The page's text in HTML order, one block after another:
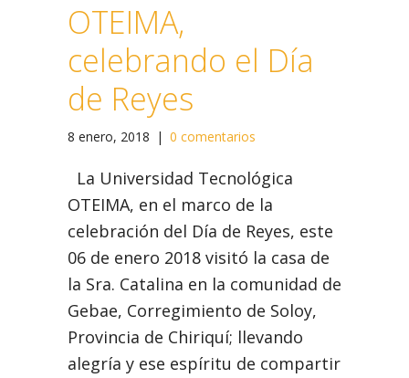
OTEIMA,
celebrando el Día
de Reyes
8 enero, 2018 | 0 comentarios
La Universidad Tecnológica
OTEIMA, en el marco de la
celebración del Día de Reyes, este
06 de enero 2018 visitó la casa de
la Sra. Catalina en la comunidad de
Gebae, Corregimiento de Soloy,
Provincia de Chiriquí; llevando
alegría y ese espíritu de compartir